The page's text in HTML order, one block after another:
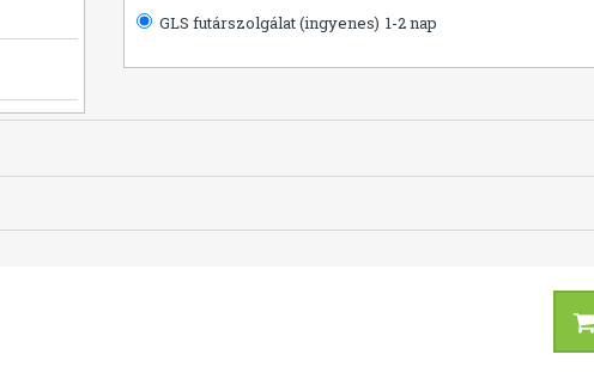
GLS futárszolgálat (ingyenes) 1-2 nap